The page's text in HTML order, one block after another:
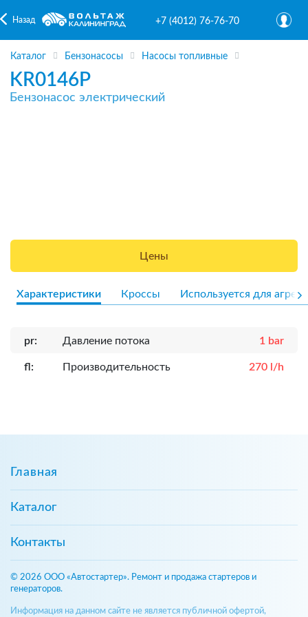
Назад +7 (4012) 76-76-70
Каталог Бензонасосы Насосы топливные
KR0146P
Бензонасос электрический
Цены
Характеристики Кроссы Используется для
pr: Давление потока 1 bar
fl: Производительность 270 l/h
Главная
Каталог
Контакты
© 2026 ООО «Автостартер». Ремонт и продажа стартеров и
генераторов.
Информация на данном сайте не является публичной офертой,